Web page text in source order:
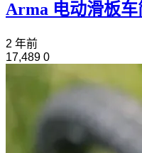
Arma 电动滑板车
2 年前
17,489 0